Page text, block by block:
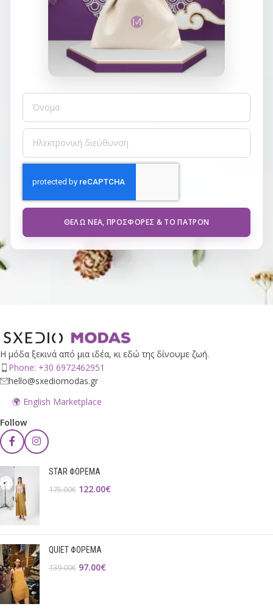
ΘΈΛΩ ΝΈΑ, ΠΡΟΣΦΟΡΈΣ & ΤΟ ΠΑΤΡΌΝ
Η μόδα ξεκινά από μια ιδέα, κι εδώ της δίνουμε ζωή.
Phone: +30 6972462951
hello@sxediomodas.gr
🌍 English Marketplace
Follow
STAR ΦΟΡΕΜΑ
175.00€ 122.00€
QUIET ΦΟΡΕΜΑ
139.00€ 97.00€